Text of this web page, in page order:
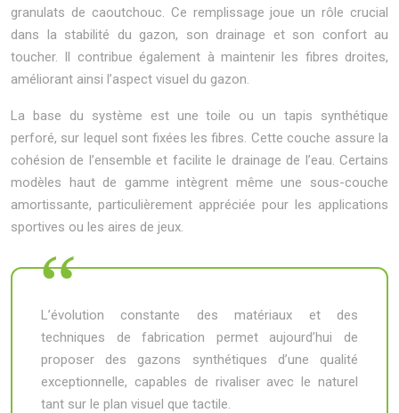
granulats de caoutchouc. Ce remplissage joue un rôle crucial
dans la stabilité du gazon, son drainage et son confort au
toucher. Il contribue également à maintenir les fibres droites,
améliorant ainsi l’aspect visuel du gazon.
La base du système est une toile ou un tapis synthétique
perforé, sur lequel sont fixées les fibres. Cette couche assure la
cohésion de l’ensemble et facilite le drainage de l’eau. Certains
modèles haut de gamme intègrent même une sous-couche
amortissante, particulièrement appréciée pour les applications
sportives ou les aires de jeux.
L’évolution constante des matériaux et des
techniques de fabrication permet aujourd’hui de
proposer des gazons synthétiques d’une qualité
exceptionnelle, capables de rivaliser avec le naturel
tant sur le plan visuel que tactile.